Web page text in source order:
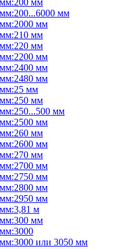
мм
мм
мм
мм
мм
мм
мм
мм
мм:25 мм
мм
мм
мм
мм
мм
мм
мм
мм
мм
мм
м
мм
или 3050 мм